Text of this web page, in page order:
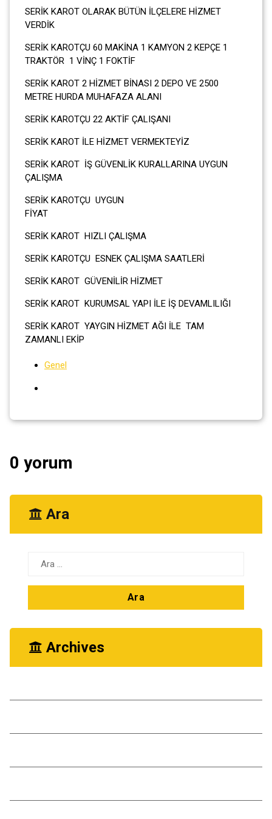
SERİK KAROT OLARAK BÜTÜN İLÇELERE HİZMET
VERDİK
SERİK KAROTÇU 60 MAKİNA 1 KAMYON 2 KEPÇE 1
TRAKTÖR 1 VİNÇ 1 FOKTİF
SERİK KAROT 2 HİZMET BİNASI 2 DEPO VE 2500
METRE HURDA MUHAFAZA ALANI
SERİK KAROTÇU 22 AKTİF ÇALIŞANI
SERİK KAROT İLE HİZMET VERMEKTEYİZ
SERİK KAROT İŞ GÜVENLİK KURALLARINA UYGUN
ÇALIŞMA
SERİK KAROTÇU UYGUN
SERİK KAROT HIZLI ÇALIŞMA
SERİK KAROTÇU ESNEK ÇALIŞMA SAATLERİ
SERİK KAROT GÜVENİLİR HİZMET
SERİK KAROT KURUMSAL YAPI İLE İŞ DEVAMLILIĞI
SERİK KAROT YAYGIN HİZMET AĞI İLE TAM
ZAMANLI EKİP
Genel
0 yorum
Ara
Arama:
Archives